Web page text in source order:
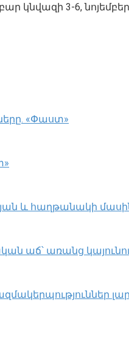
կնվազի 3-6,
«Փաստ»
և հաղթանակի
աճ՝ առանց